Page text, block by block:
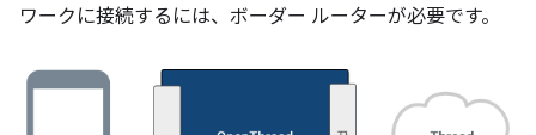
ワークに接続するには、ボーダー ルーターが必要です。